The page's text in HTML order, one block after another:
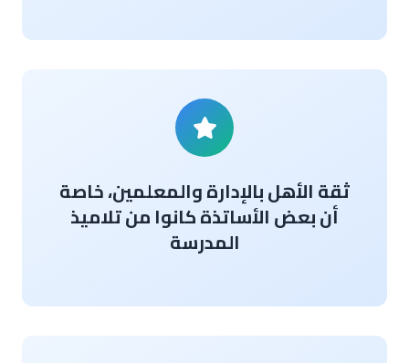
ثقة الأهل بالإدارة والمعلمين، خاصة
أن بعض الأساتذة كانوا من تلاميذ
المدرسة